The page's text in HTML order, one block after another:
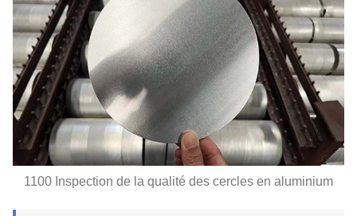
1100 Inspection de la qualité des cercles en aluminium